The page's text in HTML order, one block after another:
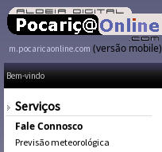
m.pocaricaonline.com (versão mobile)
Bem-vindo
Serviços
Fale Connosco
Previsão meteorológica